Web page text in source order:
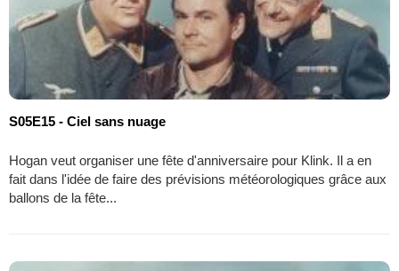
S05E15 - Ciel sans nuage
Hogan veut organiser une fête d'anniversaire pour Klink. Il a en
fait dans l'idée de faire des prévisions météorologiques grâce aux
ballons de la fête...